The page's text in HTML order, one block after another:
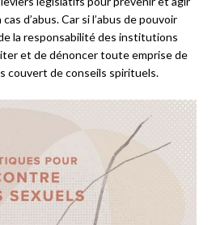
d’abus. Car si l’abus de pouvoir
la responsabilité des institutions
et de dénoncer toute emprise de
couvert de conseils spirituels.